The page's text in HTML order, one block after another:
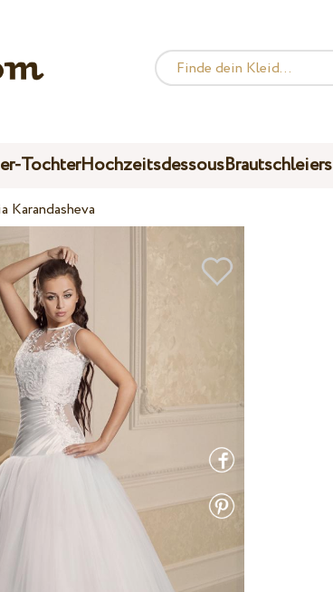
TochterHochzeitsdessousBrautschleiers
Karandasheva